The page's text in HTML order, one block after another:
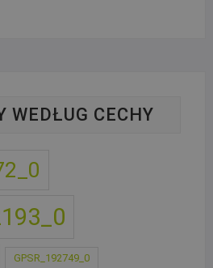
WEDŁUG CECHY
GPSR_192749_0